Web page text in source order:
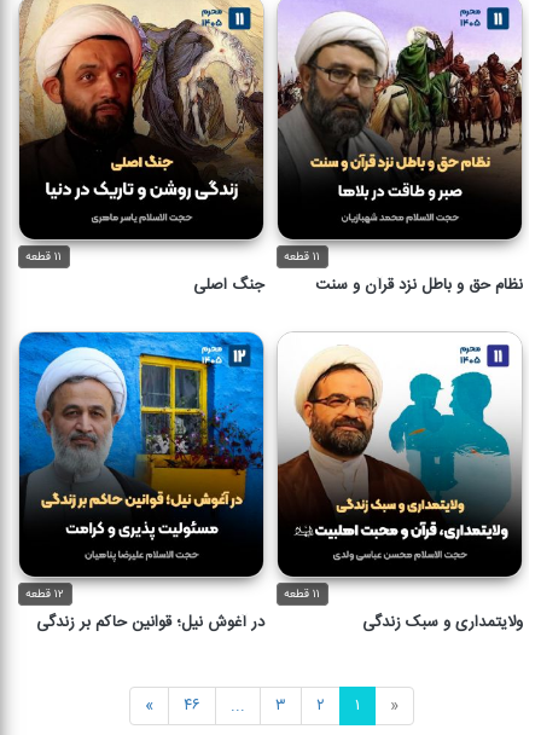
۱۱ قطعه
نظام حق و باطل نزد قرآن و سنت
۱۱ قطعه
جنگ اصلی
۱۱ قطعه
ولایتمداری و سبک زندگی
۱۲ قطعه
در آغوش نیل؛ قوانین حاکم بر زندگی
« ۱ ۲ ۳ ... ۴۶ »